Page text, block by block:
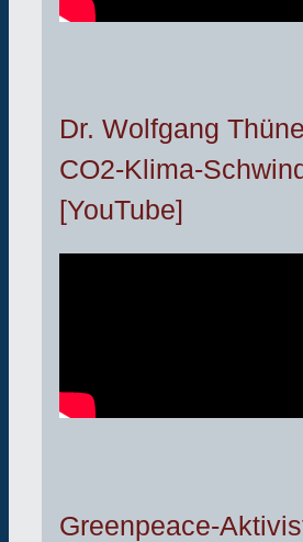
Dr. Wolfgang
CO2-Klima-
[YouTube]
Greenpeace-